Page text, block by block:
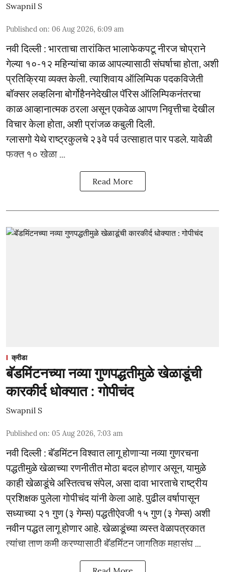
Swapnil S
Published on: 06 Aug 2026, 6:09 am
नवी दिल्ली : भारताचा तारांकित भालाफेकपटू नीरज चोप्राने
गेल्या १०-१२ महिन्यांचा काळ आपल्यासाठी संघर्षाचा होता, अशी
प्रतिक्रिया व्यक्त केली. त्याशिवाय ऑलिम्पिक पदकविजेती
बॉक्सर लव्हलिना बोर्गोहैननेदेखील पॅरिस ऑलिम्पिकनंतरचा
काळ आव्हानात्मक ठरला असून एकवेळ आपण निवृत्तीचा देखील
विचार केला होता, अशी प्रांजळ कबुली दिली.
ग्लासगो येथे राष्ट्रकुलचे २३वे पर्व उत्साहात पार पडले. यावेळी
फक्त १० खेळा ...
Read More
क्रीडा
बॅडमिंटनच्या नव्या गुणपद्धतीमुळे खेळाडूंची
कारकीर्द धोक्यात : गोपीचंद
Swapnil S
Published on: 05 Aug 2026, 7:03 am
नवी दिल्ली : बॅडमिंटन विश्वात लागू होणाऱ्या नव्या गुणरचना
पद्धतीमुळे खेळाच्या रणनीतीत मोठा बदल होणार असून, यामुळे
काही खेळाडूंचे अस्तित्वच संपेल, असा दावा भारताचे राष्ट्रीय
प्रशिक्षक पुलेला गोपीचंद यांनी केला आहे. पुढील वर्षापासून
सध्याच्या २१ गुण (३ गेम्स) पद्धतीऐवजी १५ गुण (३ गेम्स) अशी
नवीन पद्धत लागू होणार आहे. खेळाडूंच्या व्यस्त वेळापत्रकात
त्यांचा ताण कमी करण्यासाठी बॅडमिंटन जागतिक महासंघ ...